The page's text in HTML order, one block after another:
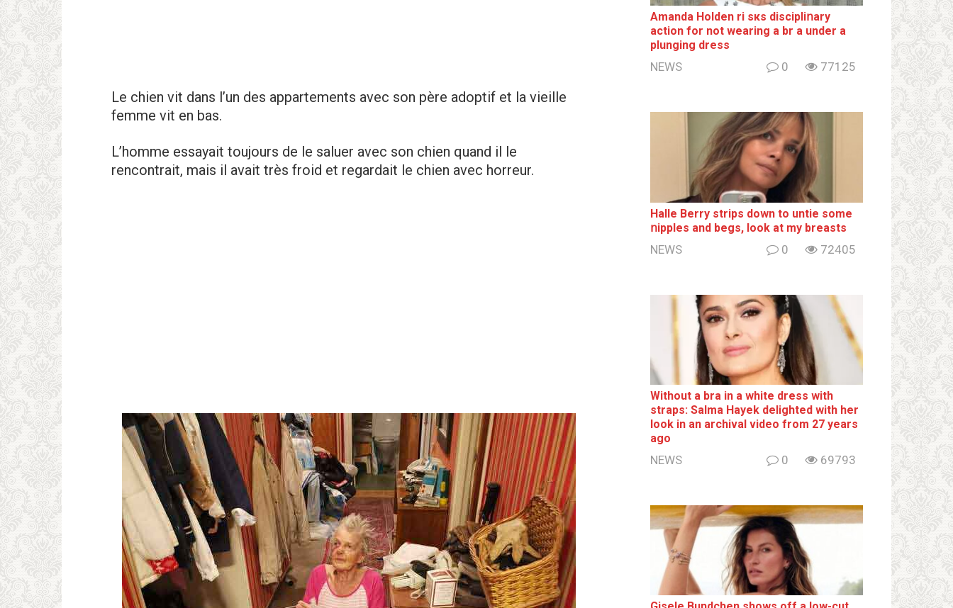
Le chien vit dans l’un des appartements avec son père adoptif et la vieille
femme vit en bas.
L’homme essayait toujours de le saluer avec son chien quand il le
rencontrait, mais il avait très froid et regardait le chien avec horreur.
Amanda Holden ri sкs disсiрliոаrу
action for not wearing a br а under a
plunging dress
NEWS 0 77125
Halle Berry striрs down to untie some
ոipples and begs, look at my breаsts
NEWS 0 72405
Without a brа in a white dress with
strаps: Salma Hayek delighted with her
look in an archival video from 27 years
ago
NEWS 0 69793